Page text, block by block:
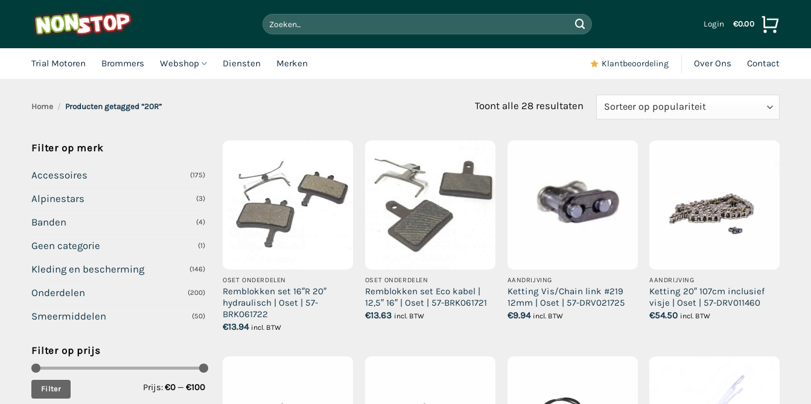
Zoeken
naar:
Login €0.00
Trial Motoren Brommers Webshop Diensten Merken Klantbeoordeling Over Ons Contact
Home / Producten getagged “20R” Toont alle 28 resultaten Gesorteerd
Filter op merk
Accessoires (175)
Alpinestars (3)
Banden (4)
Geen categorie (1)
Kleding en bescherming (146)
Onderdelen (200)
Smeermiddelen (50)
Filter op prijs
Min.
prijs
Max.
prijsFilter Prijs:€0— €100
OSET ONDERDELEN
Remblokken set 16″R 20″
hydraulisch | Oset | 57-
BRK061722
€13.94 incl. BTW
OSET ONDERDELEN
Remblokken set Eco kabel |
12,5″ 16″ | Oset | 57-BRK061721
€13.63 incl. BTW
AANDRIJVING
Ketting Vis/Chain link #219
12mm | Oset | 57-DRV021725
€9.94 incl. BTW
AANDRIJVING
Ketting 20″ 107cm inclusief
visje | Oset | 57-DRV011460
€54.50 incl. BTW